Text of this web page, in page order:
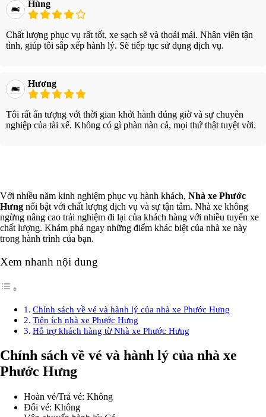
Hùng
Chất lượng phục vụ rất tốt, xe sạch sẽ và thoải mái. Nhân viên tận
tình, giúp tôi sắp xếp hành lý. Sẽ tiếp tục sử dụng dịch vụ.
Hương
Tôi rất ấn tượng với thời gian khởi hành đúng giờ và sự chuyên
nghiệp của tài xế. Không có gì phàn nàn cả, mọi thứ thật tuyệt vời.
Với nhiều năm kinh nghiệm phục vụ hành khách, Nhà xe Phước
Hưng nổi bật với chất lượng dịch vụ và sự tận tâm. Nhà xe không
ngừng nâng cao trải nghiệm đi lại của khách hàng với nhiều tuyến xe
chất lượng. Khám phá ngay những điểm khác biệt của nhà xe này
trong hành trình của bạn.
Xem nhanh nội dung
Chính sách về vé và hành lý của nhà xe Phước Hưng
Tiện ích nhà xe Phước Hưng
Hỗ trợ khách hàng từ Nhà xe Phước Hưng
Chính sách về vé và hành lý của nhà xe
Phước Hưng
Hoàn vé/Trả vé: Không
Đổi vé: Không